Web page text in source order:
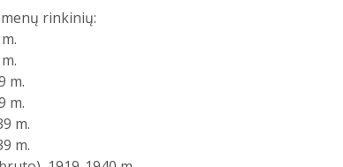
rinkinių:
m.
m.
m.
m.